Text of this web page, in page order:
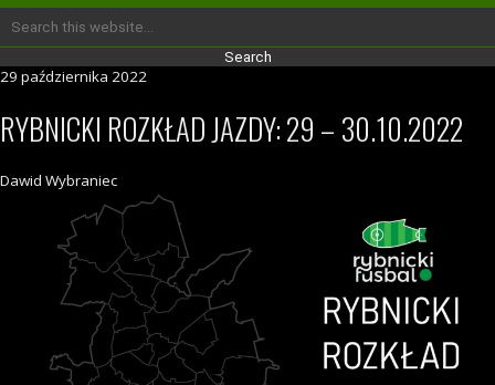
29 października 2022
RYBNICKI ROZKŁAD JAZDY: 29 – 30.10.2022
Dawid Wybraniec